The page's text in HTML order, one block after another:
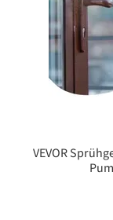
VEVOR